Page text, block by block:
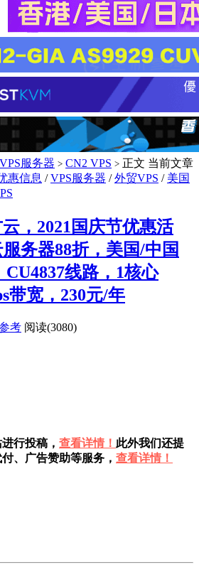
VPS服务器 > CN2 VPS > 正文 当前文章
惠信息 /VPS服务器 /外贸VPS / 美国
，2021国庆节优惠活
务器88折，美国/中国
线路，1核心
带宽，230元/年
考 阅读(3080)
行投稿， 查看详情！ 此外我们还提
、广告赞助等服务， 查看详情！